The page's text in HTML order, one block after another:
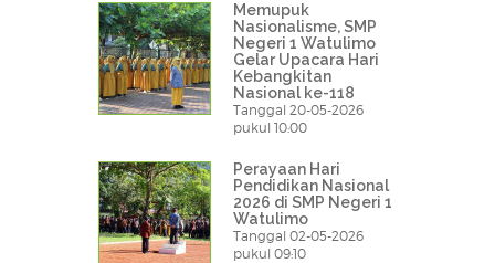
Memupuk
Nasionalisme, SMP
Negeri 1 Watulimo
Gelar Upacara Hari
Kebangkitan
Nasional ke-118
Tanggal 20-05-2026
pukul 10:00
Perayaan Hari
Pendidikan Nasional
2026 di SMP Negeri 1
Watulimo
Tanggal 02-05-2026
pukul 09:10